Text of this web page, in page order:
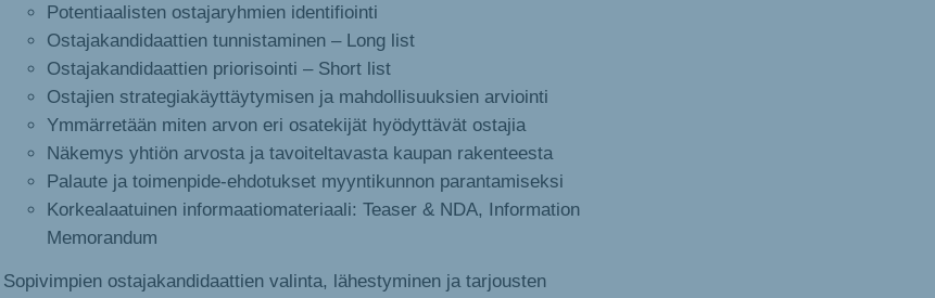
Potentiaalisten ostajaryhmien identifiointi
Ostajakandidaattien tunnistaminen – Long list
Ostajakandidaattien priorisointi – Short list
Ostajien strategiakäyttäytymisen ja mahdollisuuksien arviointi
Ymmärretään miten arvon eri osatekijät hyödyttävät ostajia
Näkemys yhtiön arvosta ja tavoiteltavasta kaupan rakenteesta
Palaute ja toimenpide-ehdotukset myyntikunnon parantamiseksi
Korkealaatuinen informaatiomateriaali: Teaser & NDA, Information
Memorandum
Sopivimpien ostajakandidaattien valinta, lähestyminen ja tarjousten